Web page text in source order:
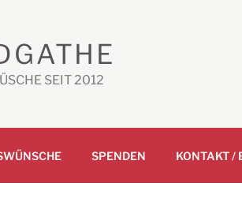
SEIT 2012
SPENDEN KONTAKT /